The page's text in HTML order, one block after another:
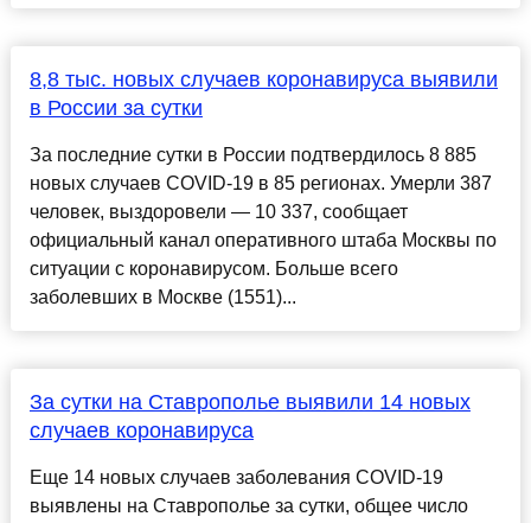
8,8 тыс. новых случаев коронавируса выявили
в России за сутки
За последние сутки в России подтвердилось 8 885
новых случаев COVID-19 в 85 регионах. Умерли 387
человек, выздоровели — 10 337, сообщает
официальный канал оперативного штаба Москвы по
ситуации с коронавирусом. Больше всего
заболевших в Москве (1551)...
За сутки на Ставрополье выявили 14 новых
случаев коронавируса
Еще 14 новых случаев заболевания COVID-19
выявлены на Ставрополье за сутки, общее число